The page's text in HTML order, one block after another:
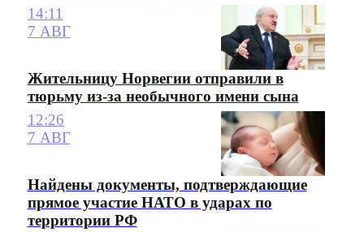
14:11
7 АВГ
Жительницу Норвегии отправили в
тюрьму из-за необычного имени сына
12:26
7 АВГ
Найдены документы, подтверждающие
прямое участие НАТО в ударах по
территории РФ